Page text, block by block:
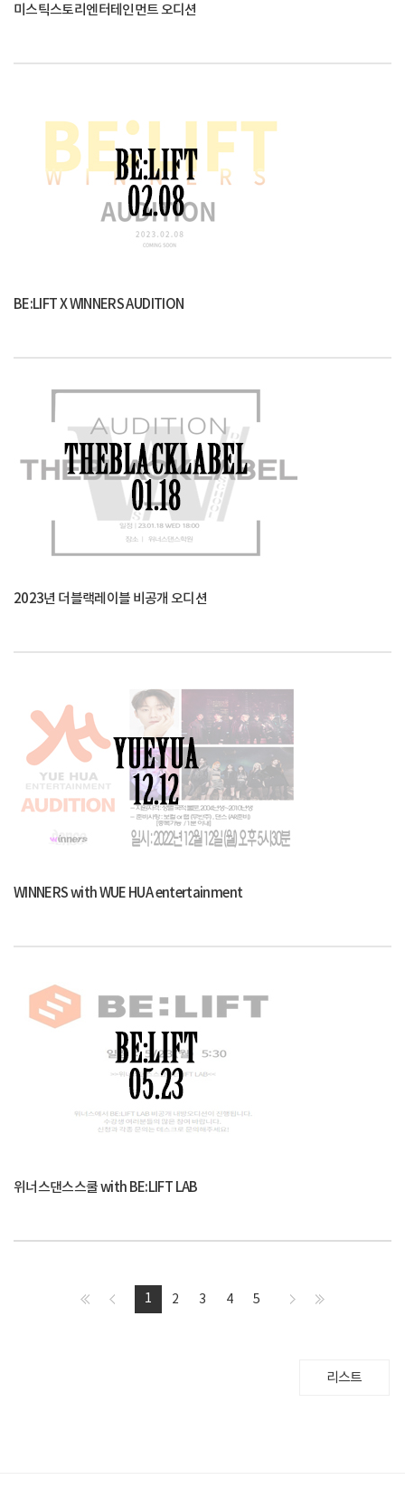
미스틱스토리엔터테인먼트 오디션
BE:LIFT X WINNERS AUDITION
2023년 더블랙레이블 비공개 오디션
WINNERS with WUE HUA entertainment
위너스댄스스쿨 with BE:LIFT LAB
1 2 3 4 5
리스트